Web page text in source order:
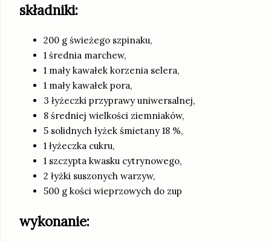
składniki:
200 g świeżego szpinaku,
1 średnia marchew,
1 mały kawałek korzenia selera,
1 mały kawałek pora,
3 łyżeczki przyprawy uniwersalnej,
8 średniej wielkości ziemniaków,
5 solidnych łyżek śmietany 18 %,
1 łyżeczka cukru,
1 szczypta kwasku cytrynowego,
2 łyżki suszonych warzyw,
500 g kości wieprzowych do zup
wykonanie: